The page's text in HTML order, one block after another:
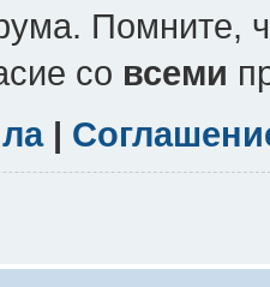
Помните,
со всеми
|